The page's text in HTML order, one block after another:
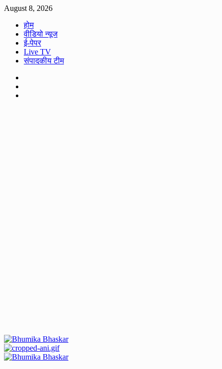
Skip
content
August 8, 2026
होम
वीडियो न्यूज
ई-पेपर
Live TV
संपादकीय टीम
Primary